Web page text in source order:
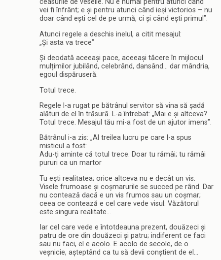
ceasurile de veselie. Nu e numai pentru atunci când
vei fi înfrânt; e și pentru atunci când ieși victorios – nu
doar când ești cel de pe urmă, ci și când ești primul”.
Atunci regele a deschis inelul, a citit mesajul:
„Și asta va trece”
Și deodată aceeași pace, aceeași tăcere în mijlocul
mulțimilor jubilând, celebrând, dansând… dar mândria,
egoul dispăruseră.
Totul trece.
Regele l-a rugat pe bătrânul servitor să vina să șadă
alături de el în trăsură. L-a întrebat: „Mai e și altceva?
Totul trece. Mesajul tău mi-a fost de un ajutor imens”.
Bătrânul i-a zis: „Al treilea lucru pe care l-a spus
misticul a fost:
Adu-ți aminte că totul trece. Doar tu rămâi; tu rămâi
pururi ca un martor
Tu ești realitatea; orice altceva nu e decât un vis.
Visele frumoase și coșmarurile se succed pe rând. Dar
nu contează dacă e un vis frumos sau un coșmar;
ceea ce contează e cel care vede visul. Văzătorul
este singura realitate…
Iar cel care vede e întotdeauna prezent, douăzeci și
patru de ore din douăzeci și patru; indiferent ce faci
sau nu faci, el e acolo. E acolo de secole, de o
veșnicie, așteptând ca tu să devii conștient de el…